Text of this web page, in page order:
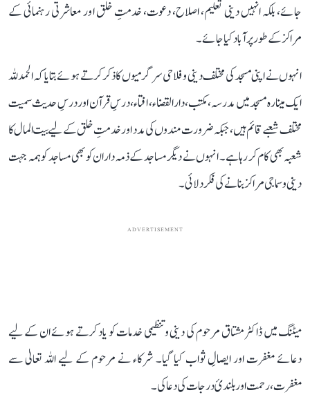
جائے، بلکہ انہیں دینی تعلیم، اصلاح، دعوت، خدمتِ خلق اور معاشرتی رہنمائی کے
مراکز کے طور پر آباد کیا جائے۔
انہوں نے اپنی مسجد کی مختلف دینی و فلاحی سرگرمیوں کا ذکر کرتے ہوئے بتایا کہ الحمدللہ
ایک مینارہ مسجد میں مدرسہ، مکتب، دارالقضاء، افتاء، درسِ قرآن اور درسِ حدیث سمیت
مختلف شعبے قائم ہیں، جبکہ ضرورت مندوں کی مدد اور خدمتِ خلق کے لیے بیت المال کا
شعبہ بھی کام کر رہا ہے۔ انہوں نے دیگر مساجد کے ذمہ داران کو بھی مساجد کو ہمہ جہت
دینی و سماجی مراکز بنانے کی فکر دلائی۔
ADVERTISEMENT
میٹنگ میں ڈاکٹر مشتاق مرحوم کی دینی و تنظیمی خدمات کو یاد کرتے ہوئے ان کے لیے
دعائے مغفرت اور ایصالِ ثواب کیا گیا۔ شرکاء نے مرحوم کے لیے اللہ تعالیٰ سے
مغفرت، رحمت اور بلندیٔ درجات کی دعا کی۔